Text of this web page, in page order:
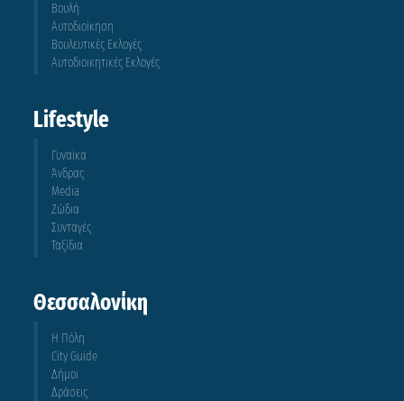
Βουλή
Αυτοδιοίκηση
Βουλευτικές Εκλογές
Αυτοδιοικητικές Εκλογές
Lifestyle
Γυναίκα
Άνδρας
Media
Ζώδια
Συνταγές
Ταξίδια
Θεσσαλονίκη
Η Πόλη
City Guide
Δήμοι
Δράσεις